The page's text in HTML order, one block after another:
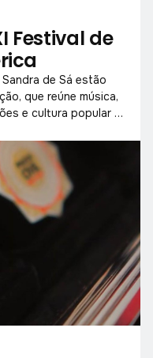
Festival de
de Sá estão
que reúne música,
e cultura popular de